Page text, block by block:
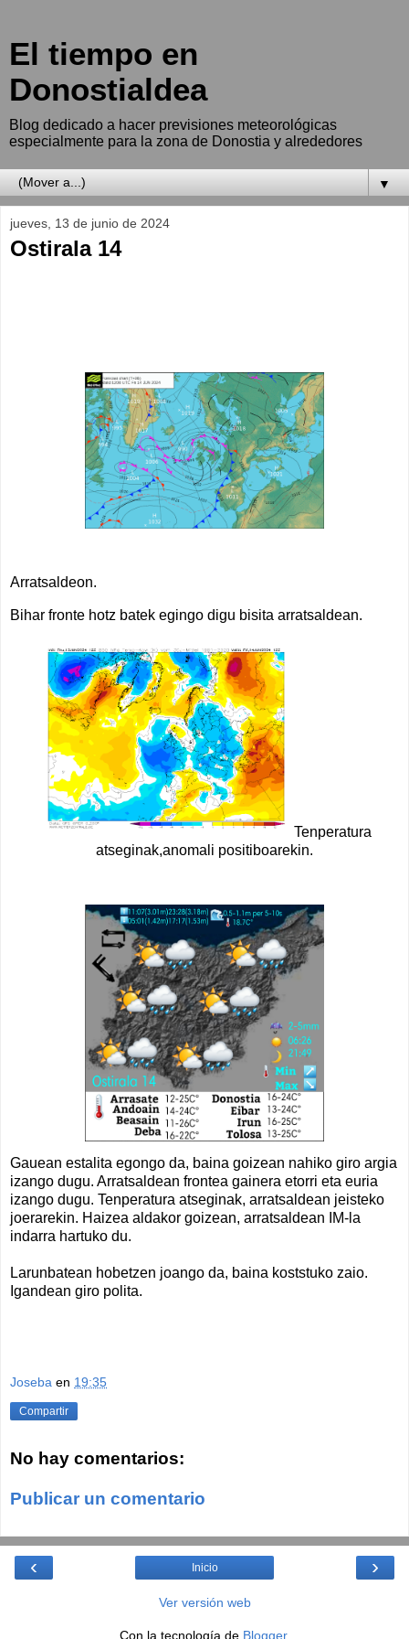
El tiempo en
Donostialdea
Blog dedicado a hacer previsiones meteorológicas
especialmente para la zona de Donostia y alrededores
▼
jueves, 13 de junio de 2024
Ostirala 14
Arratsaldeon.
Bihar fronte hotz batek egingo digu bisita arratsaldean.
Tenperatura
atseginak,anomali positiboarekin.
Gauean estalita egongo da, baina goizean nahiko giro argia
izango dugu. Arratsaldean frontea gainera etorri eta euria
izango dugu. Tenperatura atseginak, arratsaldean jeisteko
joerarekin. Haizea aldakor goizean, arratsaldean IM-la
indarra hartuko du.
Larunbatean hobetzen joango da, baina koststuko zaio.
Igandean giro polita.
Joseba en 19:35
Compartir
No hay comentarios:
Publicar un comentario
‹ ›
Inicio
Ver versión web
Con la tecnología de Blogger.